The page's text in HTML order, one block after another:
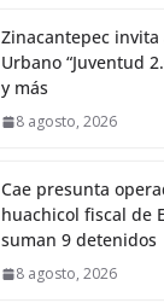
Zinacantepec invita
Urbano “Juventud
y más
8 agosto, 2026
Cae presunta
huachicol fiscal de
suman 9 detenidos
8 agosto, 2026